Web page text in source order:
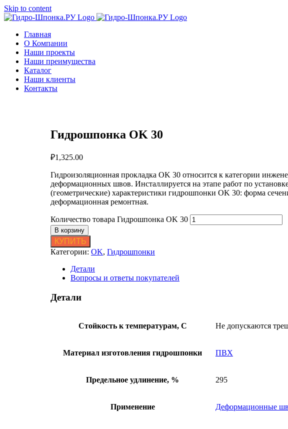
Skip to content
Главная
О Компании
Наши проекты
Наши преимущества
Каталог
Наши клиенты
Контакты
Гидрошпонка OK 30
₽1,325.00
Гидроизоляционная прокладка OK 30 относится к категории
деформационных швов. Инсталлируется на этапе работ по
(геометрические) характеристики гидрошпонки OK 30: форма
деформационная ремонтная.
Количество товара Гидрошпонка OK 30
В корзину
КУПИТЬ
Категории: OK, Гидрошпонки
Детали
Вопросы и ответы покупателей
Детали
Стойкость к температурам, С Не допускаются
Материал изготовления гидрошпонки ПВХ
Предельное удлинение, % 295
Применение Деформационные